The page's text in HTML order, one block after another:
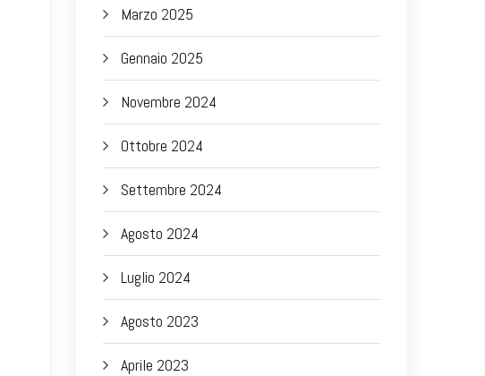
Marzo 2025
Gennaio 2025
Novembre 2024
Ottobre 2024
Settembre 2024
Agosto 2024
Luglio 2024
Agosto 2023
Aprile 2023